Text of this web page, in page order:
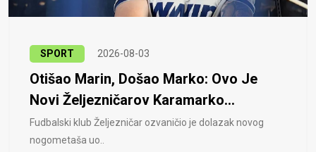
SPORT 2026-08-03
Otišao Marin, Došao Marko: Ovo Je
Novi Željezničarov Karamarko...
Fudbalski klub Željezničar ozvaničio je dolazak novog
nogometaša uo..